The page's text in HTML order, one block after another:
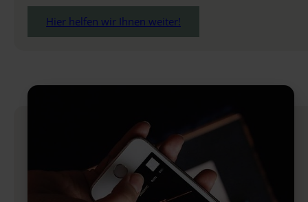
Hier helfen wir Ihnen weiter!